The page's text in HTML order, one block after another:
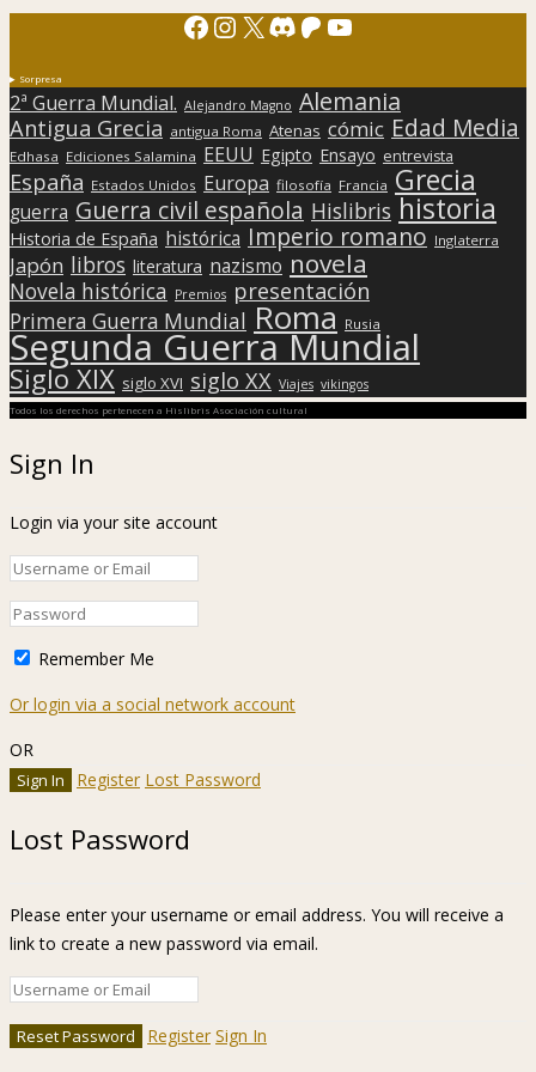
Facebook
Instagram
X Discord
Patreon
YouTube
Sorpresa
2ª Guerra Mundial. Alejandro Magno Alemania
Antigua Grecia antigua Roma Atenas cómic Edad Media
Edhasa Ediciones Salamina EEUU Egipto Ensayo entrevista
España Estados Unidos Europa filosofía Francia Grecia
guerra Guerra civil española Hislibris historia
Historia de España histórica Imperio romano Inglaterra
Japón libros literatura nazismo novela
Novela histórica Premios presentación
Primera Guerra Mundial Roma Rusia
Segunda Guerra Mundial
Siglo XIX siglo XVI siglo XX Viajes vikingos
Todos los derechos pertenecen a Hislibris Asociación cultural
Sign In
Login via your site account
Remember Me
Or login via a social network account
OR
Register Lost Password
Lost Password
Please enter your username or email address. You will receive a
link to create a new password via email.
Register Sign In